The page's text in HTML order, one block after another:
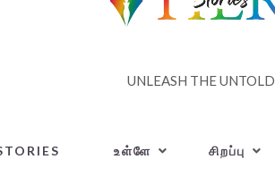
UNLEASH THE UNTOLD
உள்ளே சிறப்பு